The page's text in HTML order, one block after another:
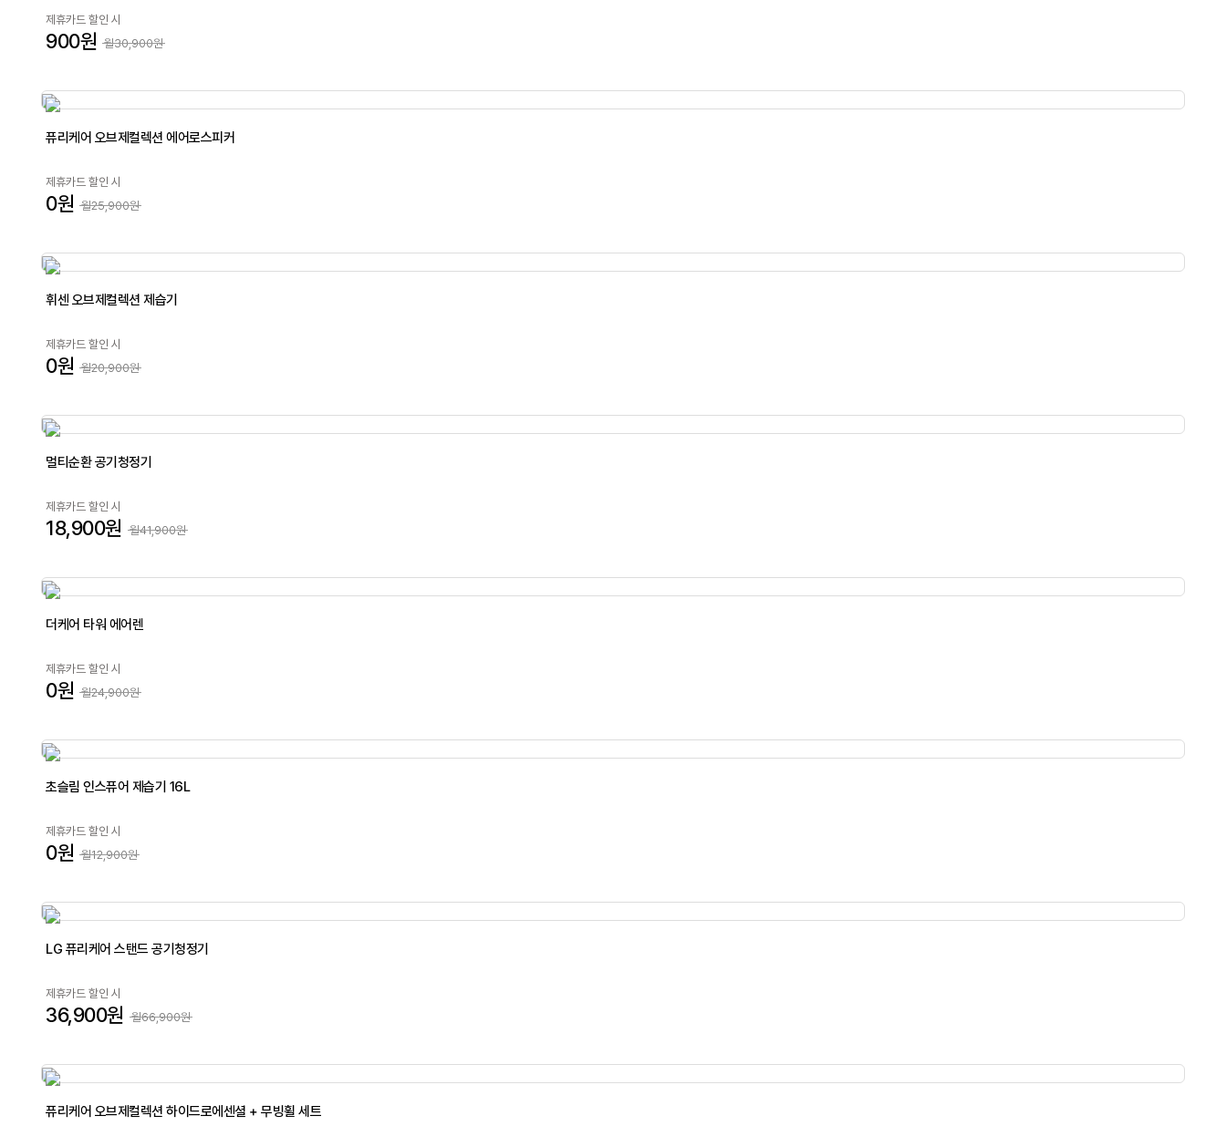
제휴카드 할인 시
900원 월30,900원
퓨리케어 오브제컬렉션 에어로스피커
제휴카드 할인 시
0원 월25,900원
휘센 오브제컬렉션 제습기
제휴카드 할인 시
0원 월20,900원
멀티순환 공기청정기
제휴카드 할인 시
18,900원 월41,900원
더케어 타워 에어렌
제휴카드 할인 시
0원 월24,900원
초슬림 인스퓨어 제습기 16L
제휴카드 할인 시
0원 월12,900원
LG 퓨리케어 스탠드 공기청정기
제휴카드 할인 시
36,900원 월66,900원
퓨리케어 오브제컬렉션 하이드로에센셜 + 무빙휠 세트